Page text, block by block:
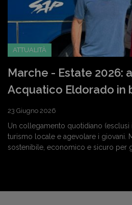
ATTUALITÀ
Marche - Estate 2026:
Acquatico Eldorado in
23 Giugno 2026
Un collegamento quotidiano (esclusi
turismo locale e agevolare i giovani.
sostenibile, economico e sicuro per